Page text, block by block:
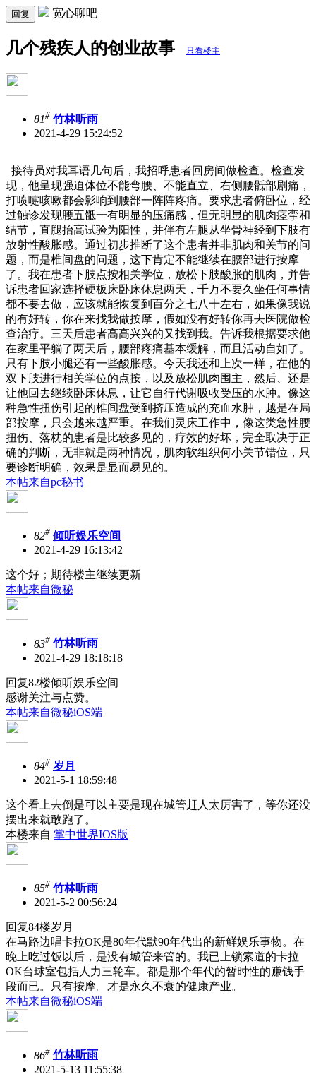
回复 宽心聊吧
几个残疾人的创业故事 只看楼主
81# 竹林听雨
2021-4-29 15:24:52
接待员对我耳语几句后，我招呼患者回房间做检查。检查发
现，他呈现强迫体位不能弯腰、不能直立、右侧腰骶部剧痛，
打喷嚏咳嗽都会影响到腰部一阵阵疼痛。要求患者俯卧位，经
过触诊发现腰五骶一有明显的压痛感，但无明显的肌肉痉挛和
结节，直腿抬高试验为阳性，并伴有左腿从坐骨神经到下肢有
放射性酸胀感。通过初步推断了这个患者并非肌肉和关节的问
题，而是椎间盘的问题，这下肯定不能继续在腰部进行按摩
了。我在患者下肢点按相关学位，放松下肢酸胀的肌肉，并告
诉患者回家选择硬板床卧床休息两天，千万不要久坐任何事情
都不要去做，应该就能恢复到百分之七八十左右，如果像我说
的有好转，你在来找我做按摩，假如没有好转你再去医院做检
查治疗。三天后患者高高兴兴的又找到我。告诉我根据要求他
在家里平躺了两天后，腰部疼痛基本缓解，而且活动自如了。
只有下肢小腿还有一些酸胀感。今天我还和上次一样，在他的
双下肢进行相关学位的点按，以及放松肌肉围主，然后、还是
让他回去继续卧床休息，让它自行代谢吸收受压的水肿。像这
种急性扭伤引起的椎间盘受到挤压造成的充血水肿，越是在局
部按摩，只会越来越严重。在我们灵床工作中，像这类急性腰
扭伤、落枕的患者是比较多见的，疗效的好坏，完全取决于正
确的判断，无非就是两种情况，肌肉软组织何小关节错位，只
要诊断明确，效果是显而易见的。
本帖来自pc秘书
82# 倾听娱乐空间
2021-4-29 16:13:42
这个好；期待楼主继续更新
本帖来自微秘
83# 竹林听雨
2021-4-29 18:18:18
回复82楼倾听娱乐空间
感谢关注与点赞。
本帖来自微秘iOS端
84# 岁月
2021-5-1 18:59:48
这个看上去倒是可以主要是现在城管赶人太厉害了，等你还没
摆出来就敢跑了。
本楼来自 掌中世界IOS版
85# 竹林听雨
2021-5-2 00:56:24
回复84楼岁月
在马路边唱卡拉OK是80年代默90年代出的新鲜娱乐事物。在
晚上吃过饭以后，是没有城管来管的。我已上锁索道的卡拉
OK台球室包括人力三轮车。都是那个年代的暂时性的赚钱手
段而已。只有按摩。才是永久不衰的健康产业。
本帖来自微秘iOS端
86# 竹林听雨
2021-5-13 11:55:38